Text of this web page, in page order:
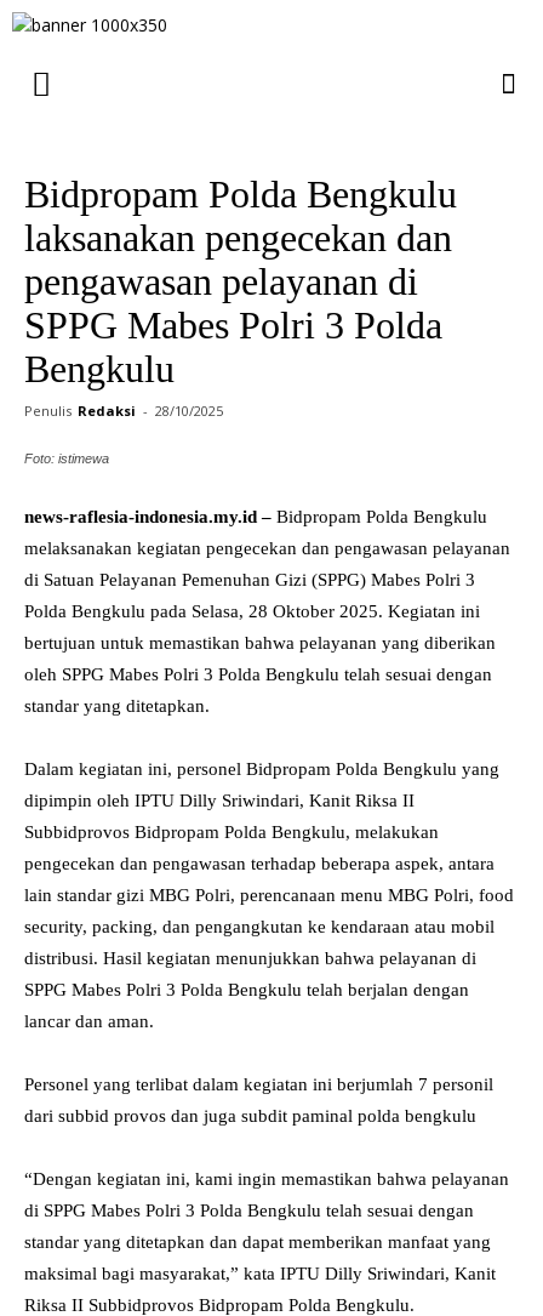
Bidpropam Polda Bengkulu
laksanakan pengecekan dan
pengawasan pelayanan di
SPPG Mabes Polri 3 Polda
Bengkulu
Penulis Redaksi - 28/10/2025
Foto: istimewa
news-raflesia-indonesia.my.id – Bidpropam Polda Bengkulu
melaksanakan kegiatan pengecekan dan pengawasan pelayanan
di Satuan Pelayanan Pemenuhan Gizi (SPPG) Mabes Polri 3
Polda Bengkulu pada Selasa, 28 Oktober 2025. Kegiatan ini
bertujuan untuk memastikan bahwa pelayanan yang diberikan
oleh SPPG Mabes Polri 3 Polda Bengkulu telah sesuai dengan
standar yang ditetapkan.
Dalam kegiatan ini, personel Bidpropam Polda Bengkulu yang
dipimpin oleh IPTU Dilly Sriwindari, Kanit Riksa II
Subbidprovos Bidpropam Polda Bengkulu, melakukan
pengecekan dan pengawasan terhadap beberapa aspek, antara
lain standar gizi MBG Polri, perencanaan menu MBG Polri, food
security, packing, dan pengangkutan ke kendaraan atau mobil
distribusi. Hasil kegiatan menunjukkan bahwa pelayanan di
SPPG Mabes Polri 3 Polda Bengkulu telah berjalan dengan
lancar dan aman.
Personel yang terlibat dalam kegiatan ini berjumlah 7 personil
dari subbid provos dan juga subdit paminal polda bengkulu
“Dengan kegiatan ini, kami ingin memastikan bahwa pelayanan
di SPPG Mabes Polri 3 Polda Bengkulu telah sesuai dengan
standar yang ditetapkan dan dapat memberikan manfaat yang
maksimal bagi masyarakat,” kata IPTU Dilly Sriwindari, Kanit
Riksa II Subbidprovos Bidpropam Polda Bengkulu.